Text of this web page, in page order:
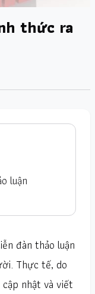
thức ra
luận
đàn thảo luận
Thực tế, do
nhật và viết